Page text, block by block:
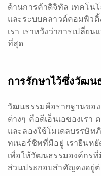
ด้านการค้าดิจิทัล เทคโน
และระบบคลาวด์คอมพิว
เรา เราหวังว่าการเปลี่ย
ที่สุด
การรักษาไว้ซึ่งวัฒน
วัฒนธรรมคือรากฐานขอ
ต่างๆ คือดีเอ็นเอของเรา
และลองใช้โมเดลบรรษัท
ทเนอร์ชิพที่มีอยู่ เรายืนห
เพื่อให้วัฒนธรรมองค์กร
ส่วนประกอบสำคัญคงอยู่